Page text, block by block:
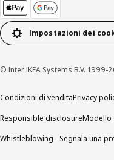
Impostazioni dei
© Inter IKEA Systems B.V. 1999-
Condizioni di venditaPrivacy
Responsible disclosureModello
Whistleblowing - Segnala una